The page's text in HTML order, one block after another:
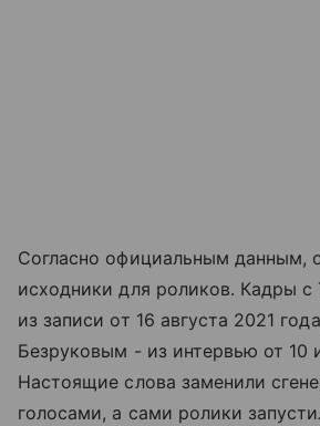
Согласно официальным данным,
исходники для роликов. Кадры с
из записи от 16 августа 2021
Безруковым - из интервью от 10
Настоящие слова заменили
голосами, а сами ролики